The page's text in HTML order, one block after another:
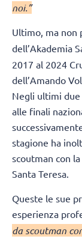
noi.”
Ultimo, ma non
dell’Akademia
2017 al 2024
dell’Amando
Negli ultimi
alle finali
stagione ha
scoutman con
Santa Teresa.
Queste le sue
esperienza
da scoutman